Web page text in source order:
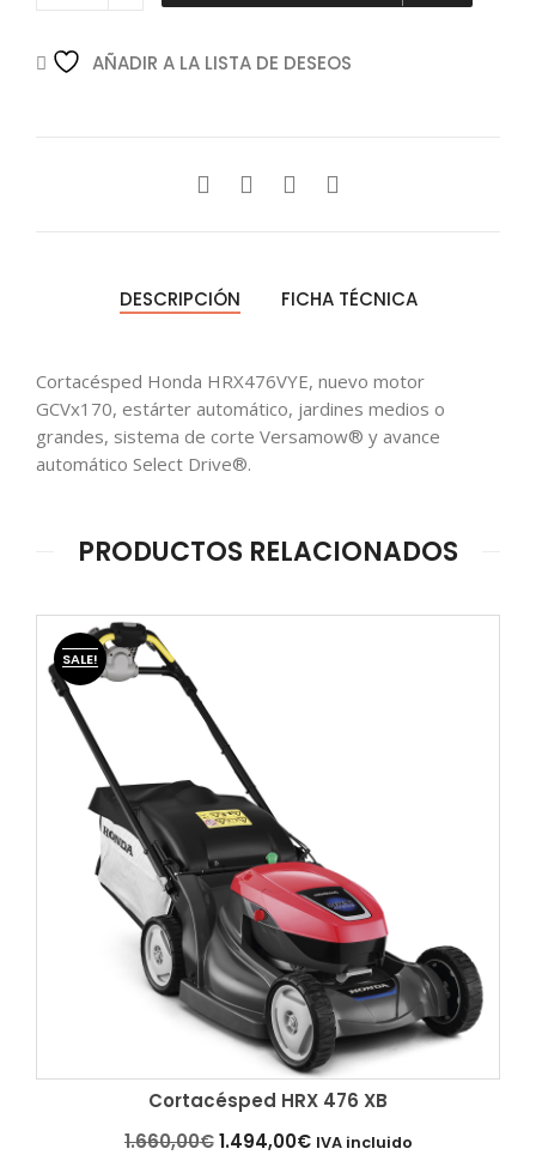
quantityAÑADIR A LA LISTA DE DESEOS
DESCRIPCIÓN FICHA TÉCNICA
Cortacésped Honda HRX476VYE, nuevo motor
GCVx170, estárter automático, jardines medios o
grandes, sistema de corte Versamow® y avance
automático Select Drive®.
PRODUCTOS RELACIONADOS
SALE!
Añadir al carrito
Cortacésped HRX 476 XB
1.660,00€ El
1.494,00€ElIVA incluido